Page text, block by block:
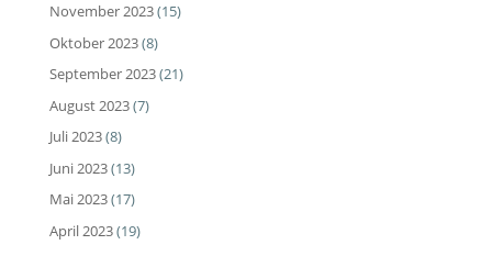
November 2023(15)
Oktober 2023(8)
September 2023(21)
August 2023(7)
Juli 2023(8)
Juni 2023(13)
Mai 2023(17)
April 2023(19)